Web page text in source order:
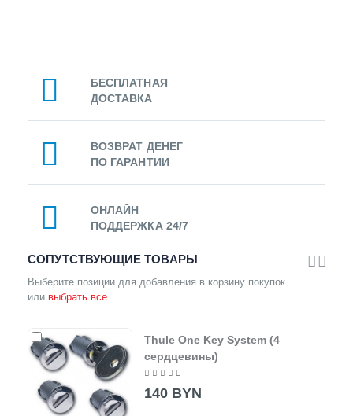
БЕСПЛАТНАЯ
ДОСТАВКА
ВОЗВРАТ ДЕНЕГ
ПО ГАРАНТИИ
ОНЛАЙН
ПОДДЕРЖКА 24/7
СОПУТСТВУЮЩИЕ ТОВАРЫ
Выберите позиции для добавления в корзину покупок
или выбрать все
Thule One Key System (4
сердцевины)
140 BYN